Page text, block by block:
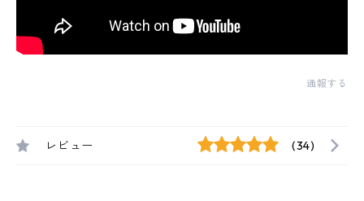
通報する
レビュー (34)